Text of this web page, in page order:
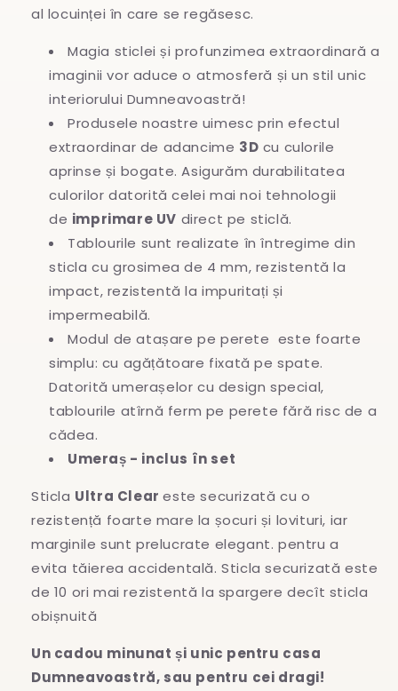
al locuinței în care se regăsesc.
Magia sticlei și profunzimea extraordinară a
imaginii vor aduce o atmosferă și un stil unic
interiorului Dumneavoastră!
Produsele noastre uimesc prin efectul
extraordinar de adancime 3D cu culorile
aprinse și bogate. Asigurăm durabilitatea
culorilor datorită celei mai noi tehnologii
de imprimare UV direct pe sticlă.
Tablourile sunt realizate în întregimedin
sticla cu grosimea de 4 mm, rezistentă la
impact, rezistentă la impuritați și
impermeabilă.
Modul de atașare pe perete este foarte
simplu: cu agățătoare fixată pe spate.
Datorită umerașelor cu design special,
tablourile atîrnă ferm pe perete fără risc de a
cădea.
Umeraș - inclus în set
Sticla Ultra Cleareste securizată cu o
rezistență foarte mare la șocuri și lovituri, iar
marginile sunt prelucrate elegant. pentru a
evita tăierea accidentală. Sticla securizată este
de 10 ori mai rezistentă la spargere decît sticla
obișnuită
Un cadou minunat și unic pentru casa
Dumneavoastră, sau pentru cei dragi!